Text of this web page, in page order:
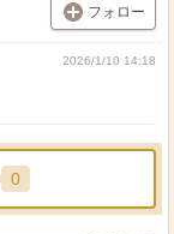
フォロー
2026/1/10 14:18
0